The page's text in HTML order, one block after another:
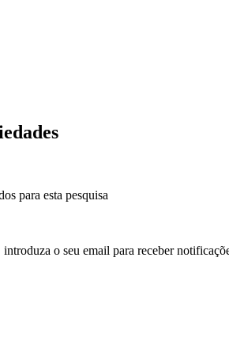
para esta pesquisa
o seu email para receber